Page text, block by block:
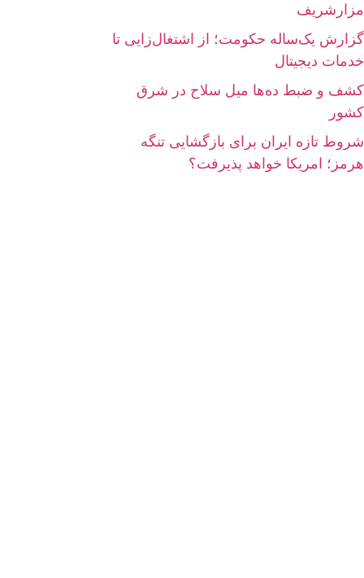
مزارشریف
گزارش یک‌ساله حکومت؛ از اشتغال‌زایی تا
خدمات دیجیتال
کشف و ضبط ده‌ها میل سلاح در شرق
کشور
شروط تازه ایران برای بازگشایی تنگه
هرمز؛ امریکا خواهد پذیرفت؟